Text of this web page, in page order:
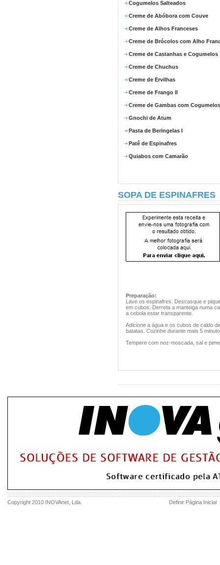
Cogumelos Salteados
Creme de Abóbora com Couve
Creme de Alhos Franceses
Creme de Brócolos com Alho
Creme de Castanhas e Cogumelos
Creme de Chuchus
Creme de Ervilhas
Creme de Frango II
Creme de Gambas com Cogumelos
Gnochi de Atum
Pasta de Beringelas I
Patê de Espinafres
Quiabos com Camarão
SOPA DE ESPINAFRES
Preparação:
Lave os espinafres. Descasque e
em cubos. Derreta a manteiga numa
a cebola estar transparente.
Adicione a água e os cubos de caldo
batatas. Cozinhe durante mais 5
Tempere com noz-moscada, sal e
Copyright 2010 INOVAnet , Lda. Definir Página Inicial